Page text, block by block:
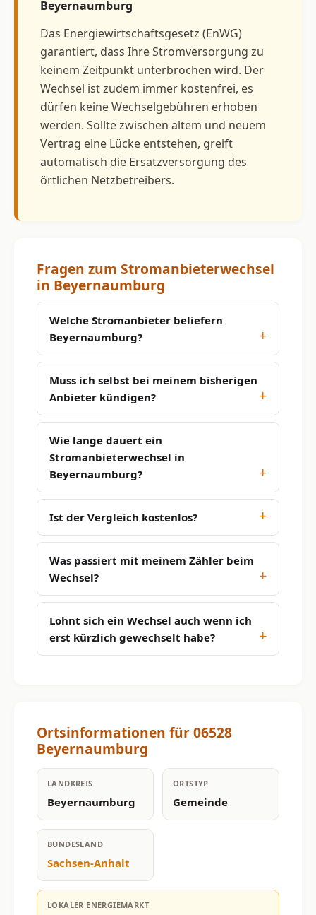
Beyernaumburg
Das Energiewirtschaftsgesetz (EnWG)
garantiert, dass Ihre Stromversorgung zu
keinem Zeitpunkt unterbrochen wird. Der
Wechsel ist zudem immer kostenfrei, es
dürfen keine Wechselgebühren erhoben
werden. Sollte zwischen altem und neuem
Vertrag eine Lücke entstehen, greift
automatisch die Ersatzversorgung des
örtlichen Netzbetreibers.
Fragen zum Stromanbieterwechsel
in Beyernaumburg
Welche Stromanbieter beliefern
Beyernaumburg?
Muss ich selbst bei meinem bisherigen
Anbieter kündigen?
Wie lange dauert ein
Stromanbieterwechsel in
Beyernaumburg?
Ist der Vergleich kostenlos?
Was passiert mit meinem Zähler beim
Wechsel?
Lohnt sich ein Wechsel auch wenn ich
erst kürzlich gewechselt habe?
Ortsinformationen für 06528
Beyernaumburg
LANDKREIS
Beyernaumburg
ORTSTYP
Gemeinde
BUNDESLAND
Sachsen-Anhalt
LOKALER ENERGIEMARKT